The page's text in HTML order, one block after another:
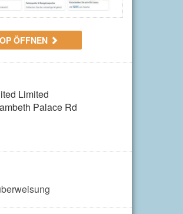
ÖFFNEN
Limited
Palace Rd